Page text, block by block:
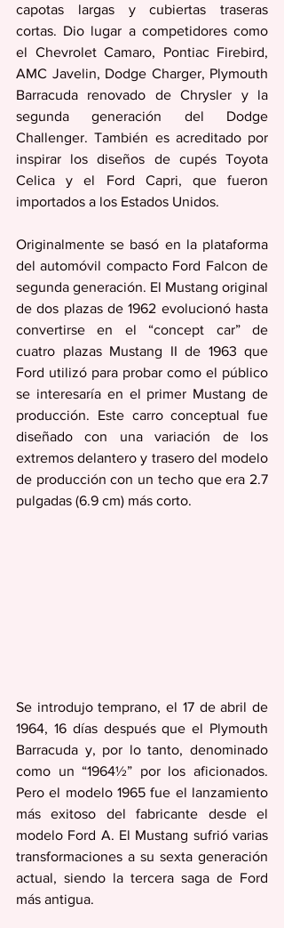
capotas largas y cubiertas traseras
cortas. Dio lugar a competidores como
el Chevrolet Camaro, Pontiac Firebird,
AMC Javelin, Dodge Charger, Plymouth
Barracuda renovado de Chrysler y la
segunda generación del Dodge
Challenger. También es acreditado por
inspirar los diseños de cupés Toyota
Celica y el Ford Capri, que fueron
importados a los Estados Unidos.
Originalmente se basó en la plataforma
del automóvil compacto Ford Falcon de
segunda generación. El Mustang original
de dos plazas de 1962 evolucionó hasta
convertirse en el “concept car” de
cuatro plazas Mustang II de 1963 que
Ford utilizó para probar como el público
se interesaría en el primer Mustang de
producción. Este carro conceptual fue
diseñado con una variación de los
extremos delantero y trasero del modelo
de producción con un techo que era 2.7
pulgadas (6.9 cm) más corto.
Se introdujo temprano, el 17 de abril de
1964, 16 días después que el Plymouth
Barracuda y, por lo tanto, denominado
como un “1964½” por los aficionados.
Pero el modelo 1965 fue el lanzamiento
más exitoso del fabricante desde el
modelo Ford A. El Mustang sufrió varias
transformaciones a su sexta generación
actual, siendo la tercera saga de Ford
más antigua.